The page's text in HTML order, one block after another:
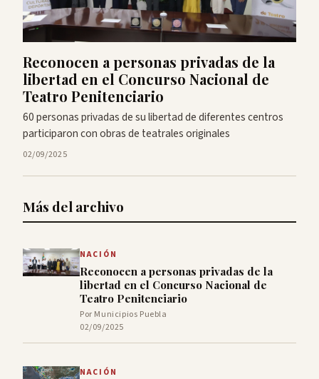
Reconocen a personas privadas de la
libertad en el Concurso Nacional de
Teatro Penitenciario
60 personas privadas de su libertad de diferentes centros
participaron con obras de teatrales originales
02/09/2025
Más del archivo
NACIÓN
Reconocen a personas privadas de la
libertad en el Concurso Nacional de
Teatro Penitenciario
Por Municipios Puebla
02/09/2025
NACIÓN